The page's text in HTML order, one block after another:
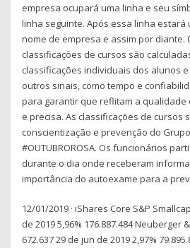
empresa ocupará uma linha e seu
linha seguinte. Após essa linha estará
nome de empresa e assim por diante.
classificações de cursos são
classificações individuais dos alunos
outros sinais, como tempo e
para garantir que reflitam a qualidade
e precisa. As classificações de cursos
conscientização e prevenção do Grupo
#OUTUBROROSA. Os funcionários
durante o dia onde receberam
importância do autoexame para a
12/01/2019 · iShares Core S&P
de 2019 5,96% 176.887.484 Neuberger
672.637 29 de jun de 2019 2,97%